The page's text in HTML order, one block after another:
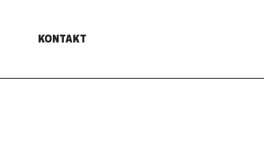
KONTAKT